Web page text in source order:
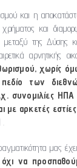
και η
και
μεταξύ της
αρνητικής
χωρίς
των
συνομιλίες
με αρκετές
.
μας έχει
όχι να